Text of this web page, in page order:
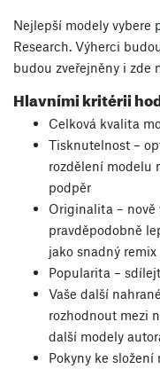
Nejlepší modely vybere
Research. Výherci
budou zveřejněny i zde
Hlavními kritérii
Celková kvalita
Tisknutelnost –
rozdělení modelu
podpěr
Originalita – nově
pravděpodobně
jako snadný remix
Popularita –
Vaše další
rozhodnout mezi
další modely
Pokyny ke složení